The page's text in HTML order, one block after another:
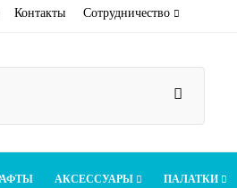
Контакты Сотрудничество
АКСЕССУАРЫ ПАЛАТКИ